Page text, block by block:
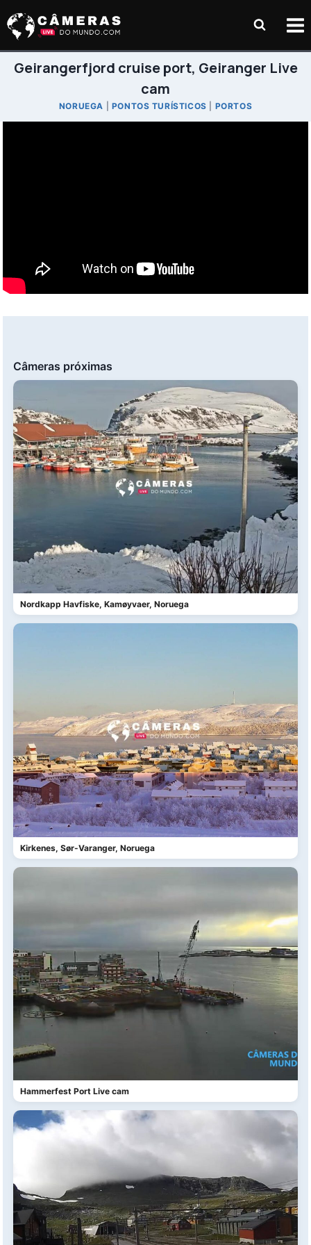
para
Conteúdo
Geirangerfjord cruise port, Geiranger Live
cam
NORUEGA PONTOS TURÍSTICOS PORTOS
Câmeras próximas
Nordkapp Havfiske, Kamøyvaer, Noruega
Kirkenes, Sør-Varanger, Noruega
Hammerfest Port Live cam